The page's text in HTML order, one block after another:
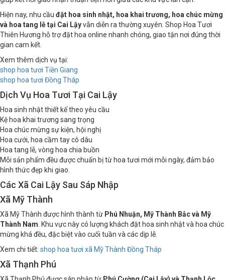
giúp kết nối giao nhận thuận tiện hơn giữa các khu vực lân cận.
Hiện nay, nhu cầu đặt hoa sinh nhật, hoa khai trương, hoa chúc mừng
và hoa tang lễ tại Cai Lậy
vẫn diễn ra thường xuyên. Shop Hoa Tươi
Thiên Hương hỗ trợ đặt hoa online nhanh chóng, giao tận nơi đúng thời
gian cam kết.
Xem thêm dịch vụ tại:
shop hoa tươi Tiền Giang
shop hoa tươi Đồng Tháp
Dịch Vụ Hoa Tươi Tại Cai Lậy
Hoa sinh nhật thiết kế theo yêu cầu
Kệ hoa khai trương sang trọng
Hoa chúc mừng sự kiện, hội nghị
Hoa cưới, hoa cầm tay cô dâu
Hoa tang lễ, vòng hoa chia buồn
Mỗi sản phẩm đều được chuẩn bị từ hoa tươi mới mỗi ngày, đảm bảo
hình thức đẹp khi giao.
Các Xã Cai Lậy Sau Sáp Nhập
Xã Mỹ Thành
Xã Mỹ Thành được hình thành từ
Phú Nhuận, Mỹ Thành Bắc và Mỹ
Thành Nam. Khu vực này có lượng khách đặt hoa sinh nhật và hoa chúc
mừng khá đều, đặc biệt vào cuối tuần và các dịp lễ.
shop hoa tươi xã Mỹ Thành Đồng Tháp
Xã Thạnh Phú